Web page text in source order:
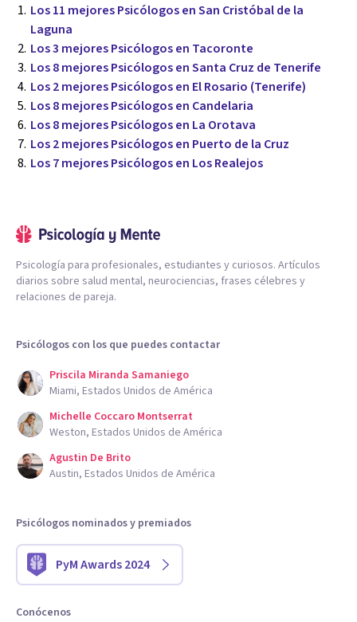
Los 11 mejores Psicólogos en San Cristóbal de la
Laguna
Los 3 mejores Psicólogos en Tacoronte
Los 8 mejores Psicólogos en Santa Cruz de Tenerife
Los 2 mejores Psicólogos en El Rosario (Tenerife)
Los 8 mejores Psicólogos en Candelaria
Los 8 mejores Psicólogos en La Orotava
Los 2 mejores Psicólogos en Puerto de la Cruz
Los 7 mejores Psicólogos en Los Realejos
Psicología para profesionales, estudiantes y curiosos. Artículos
diarios sobre salud mental, neurociencias, frases célebres y
relaciones de pareja.
Psicólogos con los que puedes contactar
Priscila Miranda Samaniego
Miami, Estados Unidos de América
Michelle Coccaro Montserrat
Weston, Estados Unidos de América
Agustin De Brito
Austin, Estados Unidos de América
Psicólogos nominados y premiados
PyM Awards 2024
Conócenos